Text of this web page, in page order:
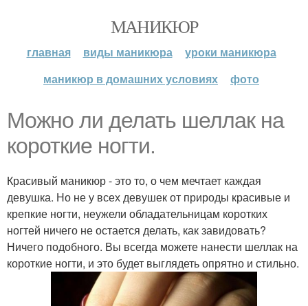
МАНИКЮР
главная виды маникюра
уроки маникюра
маникюр в домашних условиях
фото
Можно ли делать шеллак на
короткие ногти.
Красивый маникюр - это то, о чем мечтает каждая
девушка. Но не у всех девушек от природы красивые и
крепкие ногти, неужели обладательницам коротких
ногтей ничего не остается делать, как завидовать?
Ничего подобного. Вы всегда можете нанести шеллак на
короткие ногти, и это будет выглядеть опрятно и стильно.